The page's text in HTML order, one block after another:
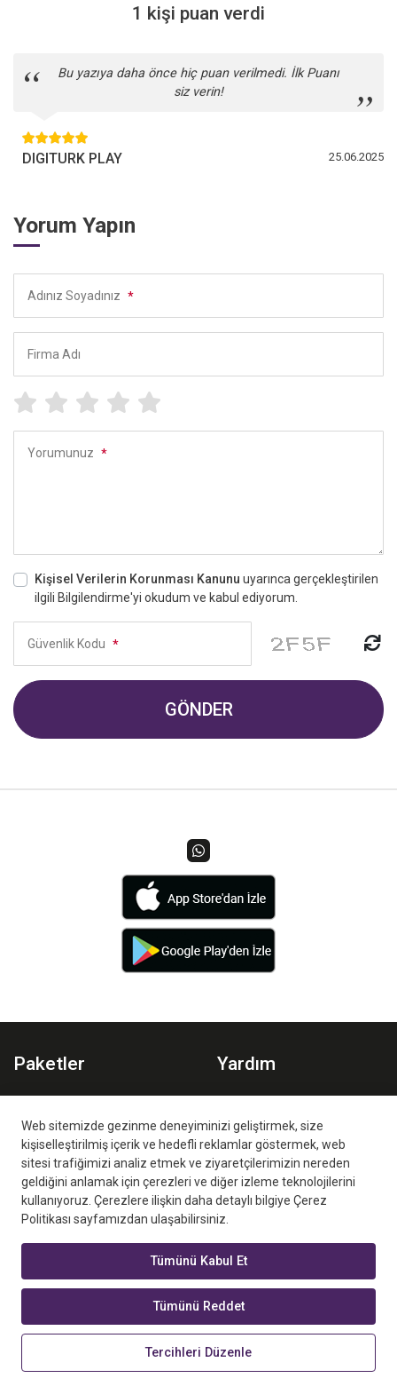
Web sitemizde gezinme deneyiminizi geliştirmek, size
kişiselleştirilmiş içerik ve hedefli reklamlar göstermek, web
sitesi trafiğimizi analiz etmek ve ziyaretçilerimizin nereden
geldiğini anlamak için çerezleri ve diğer izleme teknolojilerini
kullanıyoruz. Çerezlere ilişkin daha detaylı bilgiye Çerez
Politikası sayfamızdan ulaşabilirsiniz.
Tümünü Kabul Et
Tümünü Reddet
Tercihleri Düzenle
1 kişi puan verdi
Bu yazıya daha önce hiç puan verilmedi. İlk Puanı
siz verin!
25.06.2025
DIGITURK PLAY
Yorum Yapın
Adınız Soyadınız *
Firma Adı
Yorumunuz *
Kişisel Verilerin Korunması Kanunu uyarınca gerçekleştirilen
ilgili Bilgilendirme'yi okudum ve kabul ediyorum.
Güvenlik Kodu *
GÖNDER
Paketler
Aile Paketi
Yardım
İzleme Ortamları
Sıkça Sorulan Sorular
Digiturk Play Yurtdışı Yetkili Satış Ortağı
Digiturk Play bir beIN MEDIA GROUP kuruluşudur. © 2026 New
Generation Media LLC Her hakkı saklıdır.